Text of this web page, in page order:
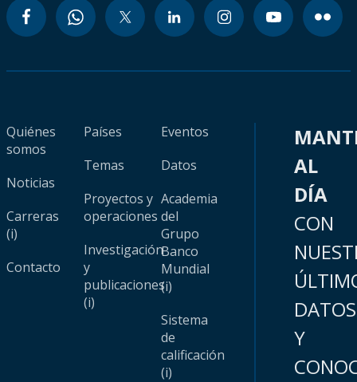
Quiénes
somos
Noticias
Carreras
(i)
Contacto
Países
Temas
Proyectos y
operaciones
Investigación
y
publicaciones
(i)
Eventos
Datos
Academia
del
Grupo
Banco
Mundial
(i)
Sistema
de
calificación
(i)
AL
DÍA
CON
DATOS
Y